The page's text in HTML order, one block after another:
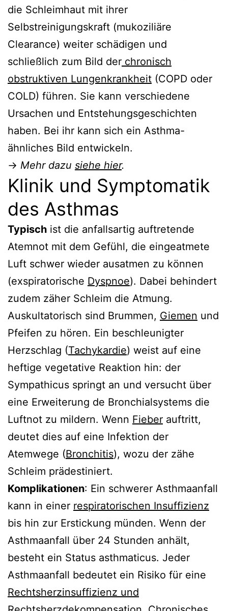
die Schleimhaut mit ihrer
Selbstreinigungskraft (mukoziliäre
Clearance) weiter schädigen und
schließlich zum Bild der chronisch
obstruktiven Lungenkrankheit (COPD oder
COLD) führen. Sie kann verschiedene
Ursachen und Entstehungsgeschichten
haben. Bei ihr kann sich ein Asthma-
ähnliches Bild entwickeln.
→ Mehr dazu siehe hier.
Klinik und Symptomatik
des Asthmas
Typisch ist die anfallsartig auftretende
Atemnot mit dem Gefühl, die eingeatmete
Luft schwer wieder ausatmen zu können
(exspiratorische Dyspnoe). Dabei behindert
zudem zäher Schleim die Atmung.
Auskultatorisch sind Brummen, Giemen und
Pfeifen zu hören. Ein beschleunigter
Herzschlag (Tachykardie) weist auf eine
heftige vegetative Reaktion hin: der
Sympathicus springt an und versucht über
eine Erweiterung de Bronchialsystems die
Luftnot zu mildern. Wenn Fieber auftritt,
deutet dies auf eine Infektion der
Atemwege (Bronchitis), wozu der zähe
Schleim prädestiniert.
Komplikationen: Ein schwerer Asthmaanfall
kann in einer respiratorischen Insuffizienz
bis hin zur Erstickung münden. Wenn der
Asthmaanfall über 24 Stunden anhält,
besteht ein Status asthmaticus. Jeder
Asthmaanfall bedeutet ein Risiko für eine
Rechtsherzinsuffizienz und